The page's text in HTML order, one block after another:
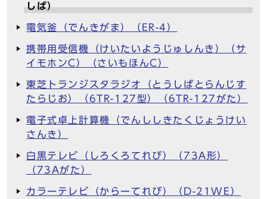
しば）
電気釜（でんきがま）（ER-4）
携帯用受信機（けいたいようじゅしんき）（サ
イモホンC）（さいもほんC）
東芝トランジスタラジオ（とうしばとらんじす
たらじお）（6TR-127型）（6TR-127がた）
電子式卓上計算機（でんししきたくじょうけい
さんき）
白黒テレビ（しろくろてれび）（73A形）
（73Aがた）
カラーテレビ（からーてれび）（D-21WE）